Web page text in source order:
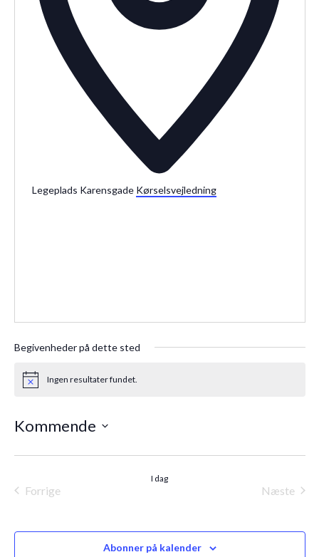
Legeplads Karensgade Kørselsvejledning
Begivenheder på dette sted
NoticeIngen resultater fundet.
Kommende
Vælg
Forrige
I dag
Næste
Abonner på kalender